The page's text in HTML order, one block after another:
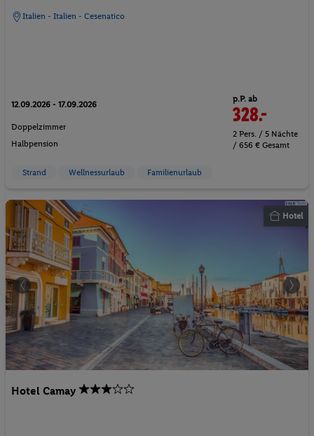
Italien - Italien - Cesenatico
12.09.2026 - 17.09.2026
Doppelzimmer
Halbpension
p.P. ab
328.-
2 Pers. / 5 Nächte
/ 656 € Gesamt
Strand Wellnessurlaub Familienurlaub
Hotel
Hotel Camay